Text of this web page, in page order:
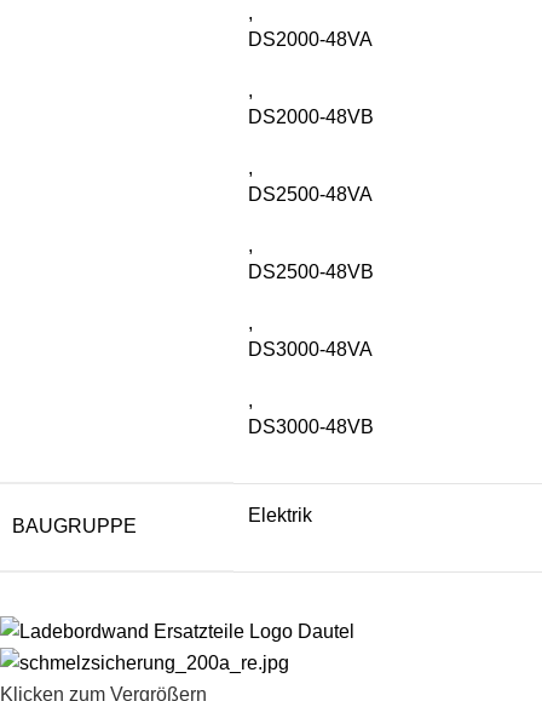
,
DS2000-48VA
,
DS2000-48VB
,
DS2500-48VA
,
DS2500-48VB
,
DS3000-48VA
,
DS3000-48VB
BAUGRUPPE
Elektrik
Klicken zum Vergrößern